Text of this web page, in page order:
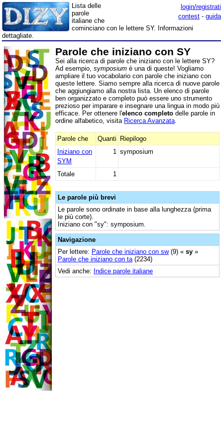
login/registrati
contest - guida
Lista delle
parole
italiane che
cominciano con le lettere SY. Informazioni
dettagliate.
Parole che iniziano con SY
Sei alla ricerca di parole che iniziano con le lettere SY?
Ad esempio, symposium è una di queste! Vogliamo
ampliare il tuo vocabolario con parole che iniziano con
queste lettere. Siamo sempre alla ricerca di nuove parole
che aggiungiamo alla nostra lista. Un elenco di parole
ben organizzato e completo può essere uno strumento
prezioso per imparare e insegnare una lingua in modo più
efficace. Per ottenere l'elenco completo delle parole in
ordine alfabetico, visita Ricerca Avanzata
Parole che Quanti Riepilogo
Iniziano con
SYM
1 symposium
Totale 1
Le parole più brevi
Le parole sono ordinate in base alla lunghezza (prima
le più corte).
Iniziano con "sy": symposium.
Navigazione
Per lettere: Parole che iniziano con sw(9) « sy »
Parole che iniziano con ta (2234)
Vedi anche: Indice parole italiane